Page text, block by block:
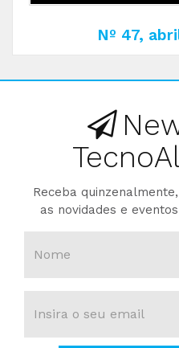
Nº 47,
Receba
as novidades e